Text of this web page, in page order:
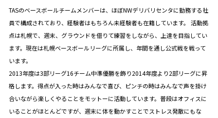
TASのベースボールチームメンバーは、ほぼNWデリバリセンタに勤務する社
員で構成されており、経験者はもちろん未経験者も在籍しています。 活動拠
点は札幌で、週末、グラウンドを借りて練習をしながら、上達を目指してい
ます。現在は札幌ベースボールリーグに所属し、年間を通し公式戦を戦って
います。
2013年度は3部リーグ16チーム中準優勝を飾り2014年度より2部リーグに昇
格します。得点が入った時はみんなで喜び、ピンチの時はみんなで声を掛け
合いながら楽しくやることをモットーに活動しています。普段はオフィスに
いることがほとんどですが、週末に体を動かすことでストレス発散にもな